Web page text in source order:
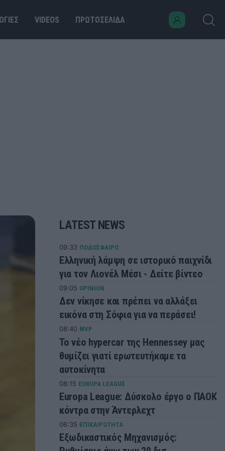
VIDEOS ΠΡΩΤΟΣΕΛΙΔΑ
LATEST NEWS
09:33 ΠΟΔΟΣΦΑΙΡΟ
Ελληνική λάμψη σε ιστορικό παιχνίδι
για τον Λιονέλ Μέσι - Δείτε βίντεο
09:05 OPINION
Δεν νίκησε και πρέπει να αλλάξει
εικόνα στη Σόφια για να περάσει!
08:40 MVP
Το νέο hypercar της Hennessey μας
θυμίζει γιατί ερωτευτήκαμε τα
αυτοκίνητα
08:15 EUROPA LEAGUE
Europa League: Δύσκολο έργο ο ΠΑΟΚ
κόντρα στην Άντερλεχτ
06:35 ΕΠΙΚΑΙΡΟΤΗΤΑ
Εξωδικαστικός Μηχανισμός: